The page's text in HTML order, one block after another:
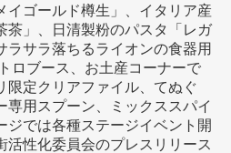
イゴールド樽生」、イタリア産
茶」、日清製粉のパスタ「レガ
ラサラ落ちるライオンの食器用
ロブース、お土産コーナーで
限定クリアファイル、てぬぐ
専用スプーン、ミックススパイ
ジでは各種ステージイベント開
活性化委員会のプレスリリース